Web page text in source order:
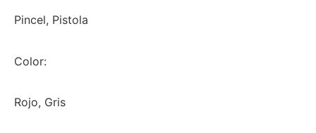
Pincel, Pistola
Color:
Rojo, Gris